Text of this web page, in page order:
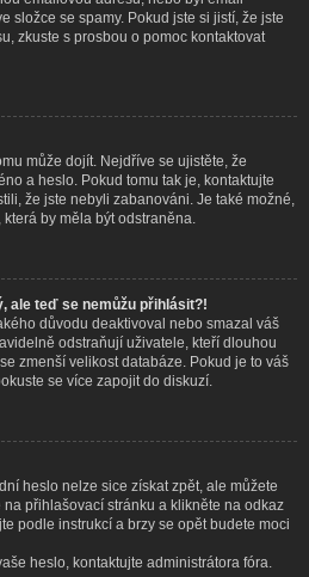
složce se spamy. Pokud jste si jistí, že jste
zkuste s prosbou o pomoc kontaktovat
může dojít. Nejdříve se ujistěte, že
a heslo. Pokud tomu tak je, kontaktujte
že jste nebyli zabanováni. Je také možné,
by měla být odstraněna.
ale teď se nemůžu přihlásit?!
důvodu deaktivoval nebo smazal váš
odstraňují uživatele, kteří dlouhou
zmenší velikost databáze. Pokud je to váš
se více zapojit do diskuzí.
heslo nelze sice získat zpět, ale můžete
přihlašovací stránku a klikněte na odkaz
podle instrukcí a brzy se opět budete moci
heslo, kontaktujte administrátora fóra.